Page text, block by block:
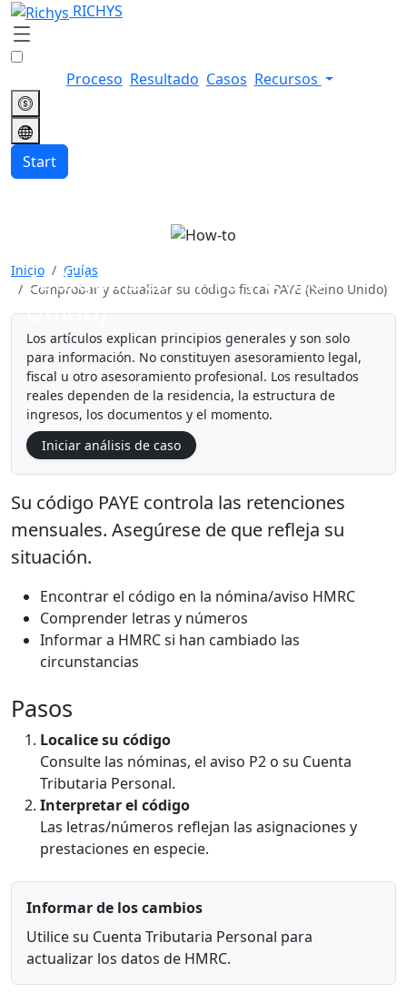
RICHYS
Proceso Resultado Casos Recursos
Start
Comprobar y actualizar su
código fiscal PAYE (Reino
Unido)
Inicio
Guías
Comprobar y actualizar su código fiscal PAYE (Reino Unido)
Los artículos explican principios generales y son solo
para información. No constituyen asesoramiento legal,
fiscal u otro asesoramiento profesional. Los resultados
reales dependen de la residencia, la estructura de
ingresos, los documentos y el momento.
Iniciar análisis de caso
Su código PAYE controla las retenciones
mensuales. Asegúrese de que refleja su
situación.
Encontrar el código en la nómina/aviso HMRC
Comprender letras y números
Informar a HMRC si han cambiado las
circunstancias
Pasos
Localice su código
Consulte las nóminas, el aviso P2 o su Cuenta
Tributaria Personal.
Interpretar el código
Las letras/números reflejan las asignaciones y
prestaciones en especie.
Informar de los cambios
Utilice su Cuenta Tributaria Personal para
actualizar los datos de HMRC.